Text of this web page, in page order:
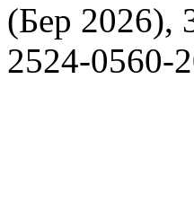
(Бер 2026),
2524-0560-